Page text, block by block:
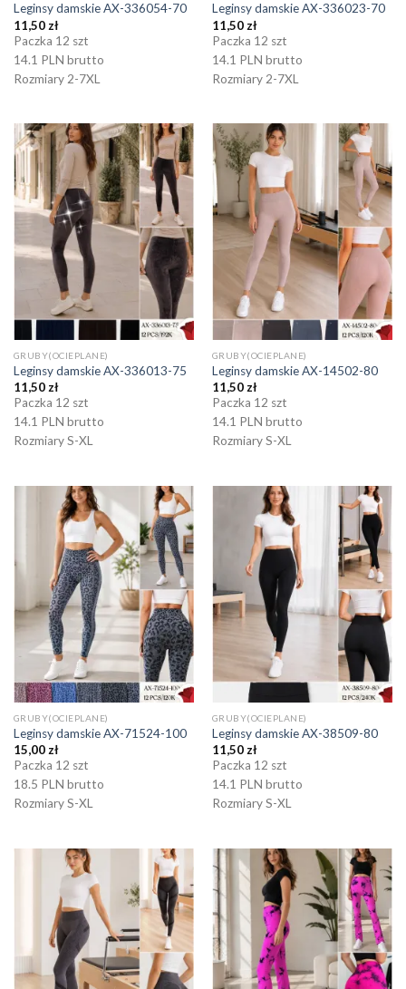
Leginsy damskie AX-336054-70
11,50 zł
Paczka 12 szt
14.1 PLN brutto
Rozmiary 2-7XL
Leginsy damskie AX-336023-70
11,50 zł
Paczka 12 szt
14.1 PLN brutto
Rozmiary 2-7XL
GRUBY(OCIEPLANE)
Leginsy damskie AX-336013-75
11,50zł
Paczka 12 szt
14.1 PLN brutto
Rozmiary S-XL
GRUBY(OCIEPLANE)
Leginsy damskie AX-14502-80
11,50zł
Paczka 12 szt
14.1 PLN brutto
Rozmiary S-XL
GRUBY(OCIEPLANE)
Leginsy damskie AX-71524-100
15,00zł
Paczka 12 szt
18.5 PLN brutto
Rozmiary S-XL
GRUBY(OCIEPLANE)
Leginsy damskie AX-38509-80
11,50zł
Paczka 12 szt
14.1 PLN brutto
Rozmiary S-XL